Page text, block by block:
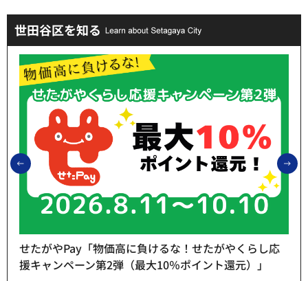
世田谷区を知る
前のスライドを表示
せたがやPay「物価高に負けるな！せたがやくらし応
援キャンペーン第2弾（最大10％ポイント還元）」